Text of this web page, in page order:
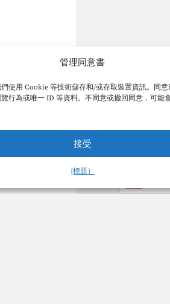
管理同意書
使用 Cookie 等技術儲存和/或存取裝置資訊。同
行為或唯一 ID 等資料。不同意或撤回同意，可能
接受
{標題｝